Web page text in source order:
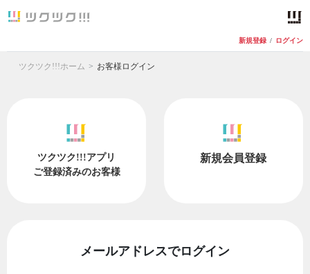
新規登録 / ログイン
ツクツク!!!ホーム お客様ログイン
ツクツク!!!アプリ
ご登録済みのお客様
新規会員登録
メールアドレスでログイン